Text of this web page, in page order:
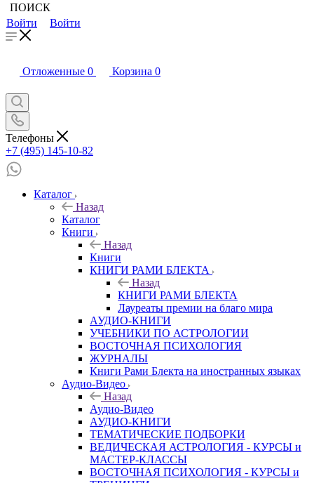
ПОИСК
Войти
Войти
Отложенные 0 Корзина 0
Телефоны
+7 (495) 145-10-82
Каталог
Назад
Каталог
Книги
Назад
Книги
КНИГИ РАМИ БЛЕКТА
Назад
КНИГИ РАМИ БЛЕКТА
Лауреаты премии на благо мира
АУДИО-КНИГИ
УЧЕБНИКИ ПО АСТРОЛОГИИ
ВОСТОЧНАЯ ПСИХОЛОГИЯ
ЖУРНАЛЫ
Книги Рами Блекта на иностранных языках
Аудио-Видео
Назад
Аудио-Видео
АУДИО-КНИГИ
ТЕМАТИЧЕСКИЕ ПОДБОРКИ
ВЕДИЧЕСКАЯ АСТРОЛОГИЯ - КУРСЫ и
МАСТЕР-КЛАССЫ
ВОСТОЧНАЯ ПСИХОЛОГИЯ - КУРСЫ и